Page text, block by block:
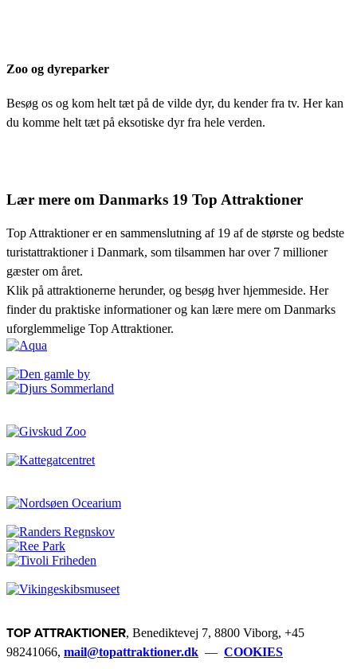
Zoo og dyreparker
Besøg os og kom helt tæt på de vilde dyr, du kender fra tv. Her kan
du komme helt tæt på eksotiske dyr fra hele verden.
Lær mere om Danmarks 19 Top Attraktioner
Top Attraktioner er en sammenslutning af 19 af de største og bedste
turistattraktioner i Danmark, som tilsammen har over 7 millioner
gæster om året.
Klik på attraktionerne herunder, og besøg hver hjemmeside. Her
finder du praktiske informationer og kan lære mere om Danmarks
uforglemmelige Top Attraktioner.
TOP ATTRAKTIONER, Benediktevej 7, 8800 Viborg, +45
98241066, mail@topattraktioner.dk — COOKIES